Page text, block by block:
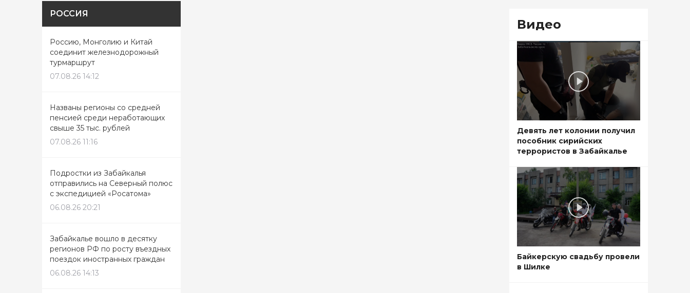
РОССИЯ
Россию, Монголию и Китай
соединит железнодорожный
турмаршрут
07.08.26 14:12
Названы регионы со средней
пенсией среди неработающих
свыше 35 тыс. рублей
07.08.26 11:16
Подростки из Забайкалья
отправились на Северный полюс
с экспедицией «Росатома»
06.08.26 20:21
Забайкалье вошло в десятку
регионов РФ по росту въездных
поездок иностранных граждан
06.08.26 14:13
Видео
Девять лет колонии получил
пособник сирийских
террористов в Забайкалье
Байкерскую свадьбу провели
в Шилке